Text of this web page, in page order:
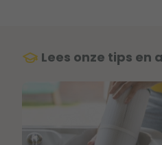
Lees onze tips